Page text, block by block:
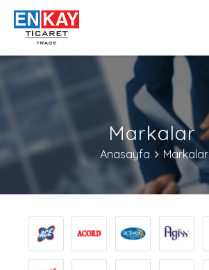
Markalar
Anasayfa Markalar